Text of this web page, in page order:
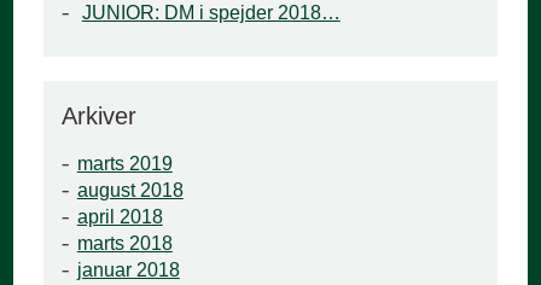
JUNIOR: DM i spejder 2018…
Arkiver
marts 2019
august 2018
april 2018
marts 2018
januar 2018